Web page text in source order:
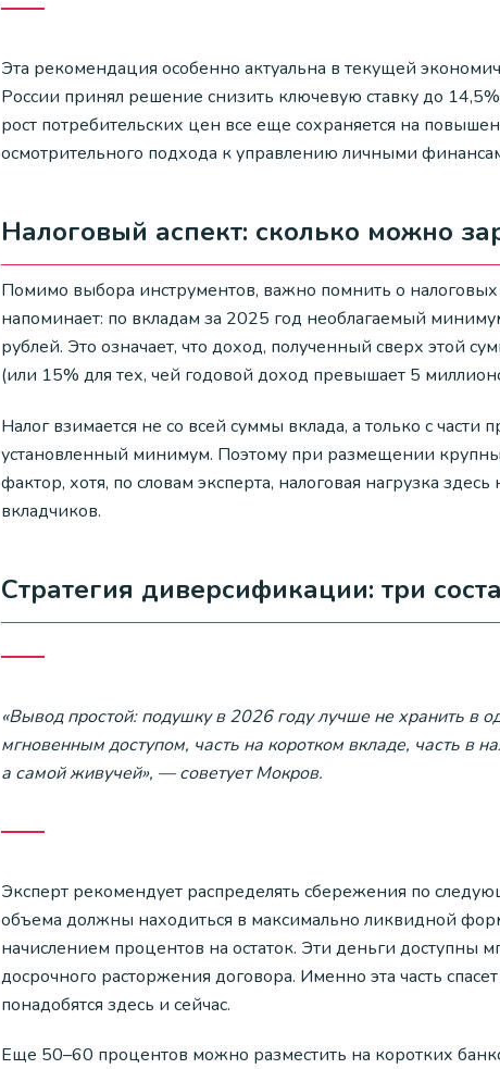
Эта рекомендация особенно актуальна в текущей
России принял решение снизить ключевую ставку до
рост потребительских цен все еще сохраняется на
осмотрительного подхода к управлению личными
Налоговый аспект: сколько можно
Помимо выбора инструментов, важно помнить о налоговых
напоминает: по вкладам за 2025 год необлагаемый
рублей. Это означает, что доход, полученный сверх этой
(или 15% для тех, чей годовой доход превышает 5
Налог взимается не со всей суммы вклада, а только с
установленный минимум. Поэтому при размещении
фактор, хотя, по словам эксперта, налоговая нагрузка
вкладчиков.
Стратегия диверсификации: три
«Вывод простой: подушку в 2026 году лучше не хранить в
мгновенным доступом, часть на коротком вкладе, часть в
а самой живучей», — советует Мокров.
Эксперт рекомендует распределять сбережения по
объема должны находиться в максимально ликвидной
начислением процентов на остаток. Эти деньги доступны
досрочного расторжения договора. Именно эта часть
понадобятся здесь и сейчас.
Еще 50–60 процентов можно разместить на коротких